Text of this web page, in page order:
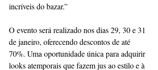
incríveis do bazar.”
O evento será realizado nos dias 29, 30 e 31
de janeiro, oferecendo descontos de até
70%. Uma oportunidade única para adquirir
looks atemporais que fazem jus ao estilo e à